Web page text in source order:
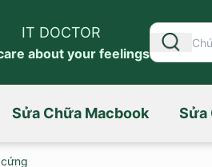
IT DOCTOR
about your feelings
Sửa Chữa Macbook Sửa